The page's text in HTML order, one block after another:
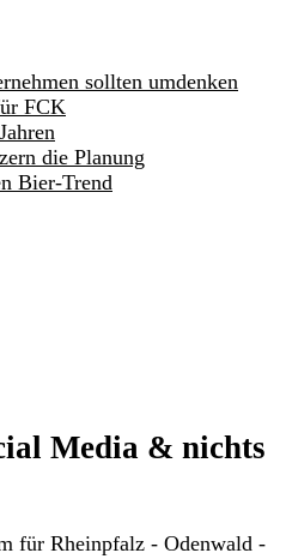
sollten umdenken
FCK
die Planung
Bier-Trend
Media & nichts
für Rheinpfalz - Odenwald -